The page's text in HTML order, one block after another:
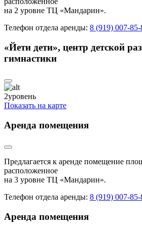
на 2 уровне ТЦ «Мандарин».
Телефон отдела аренды: 8 (919) 007-85-
«Йети дети», центр детской
гимнастики
2уровень
Показать на карте
Аренда помещения
Предлагается к аренде помещение
расположенное
на 3 уровне ТЦ «Мандарин».
Телефон отдела аренды: 8 (919) 007-85-
Аренда помещения